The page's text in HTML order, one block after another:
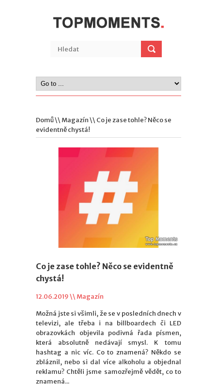
Domů\\ Magazín\\ Co je zase tohle? Něco se
evidentně chystá!
Co je zase tohle? Něco se evidentně
chystá!
12.06.2019 \\ Magazín
Možná jste si všimli, že se v posledních dnech v
televizi, ale třeba i na billboardech či LED
obrazovkách objevila podivná řada písmen,
která absolutně nedávají smysl. K tomu
hashtag a nic víc. Co to znamená? Někdo se
zbláznil, nebo si dal více alkoholu a objednal
reklamu? Chtěli jsme samozřejmě vědět, co to
znamená...